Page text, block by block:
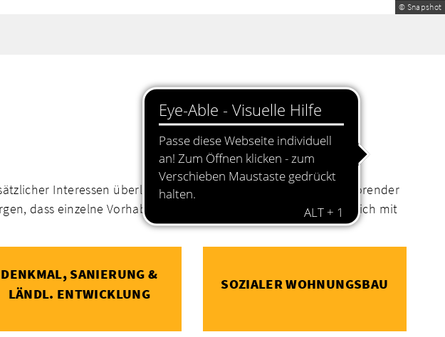
© Snapshot
Interessen überlassen werden – wie zum Beispiel ein störender
dass einzelne Vorhaben in ein Gesamtkonzept passen und sich mit
DENKMAL, SANIERUNG &
LÄNDL. ENTWICKLUNG
SOZIALER WOHNUNGSBAU